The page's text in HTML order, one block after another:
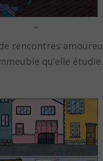
rencontres
qu’elle